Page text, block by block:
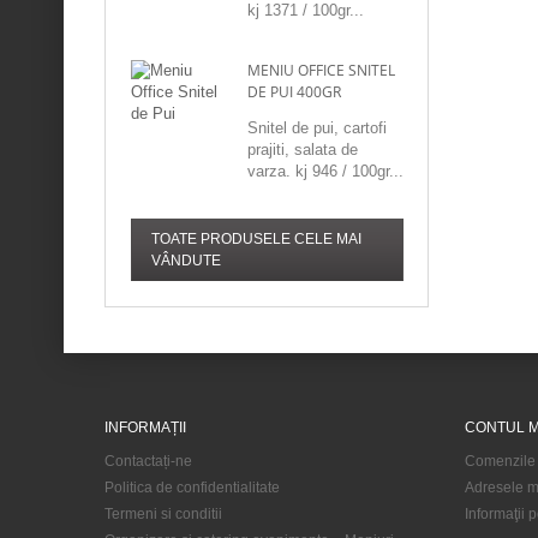
kj 1371 / 100gr...
MENIU OFFICE SNITEL
DE PUI 400GR
Snitel de pui, cartofi
prajiti, salata de
varza. kj 946 / 100gr...
TOATE PRODUSELE CELE MAI
VÂNDUTE
INFORMAȚII
Contactați-ne
Politica de confidentialitate
Termeni si conditii
CONTUL
Comenzile
Adresele
Informaţii